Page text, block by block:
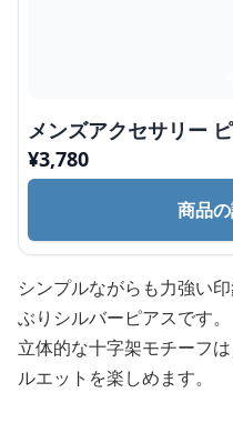
メンズアクセサリー
¥3,780
商品
シンプルながらも力強い
ぶりシルバーピアスです。
立体的な十字架モチーフ
ルエットを楽しめます。